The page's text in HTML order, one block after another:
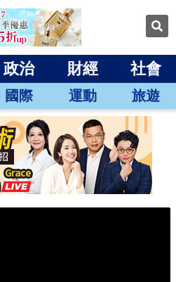
政治 財經 社會
國際 運動 旅遊